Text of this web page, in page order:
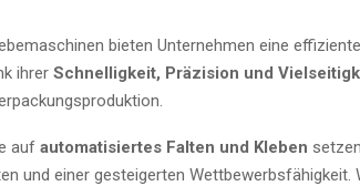
bieten Unternehmen eine
ihrer Schnelligkeit, Präzision und
auf automatisiertes Falten und Kleben
und einer gesteigerten Wettbewerbsfähigkeit.